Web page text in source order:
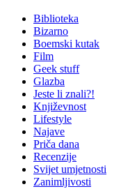
Biblioteka
Bizarno
Boemski kutak
Film
Geek stuff
Glazba
Jeste li znali?!
Književnost
Lifestyle
Najave
Priča dana
Recenzije
Svijet umjetnosti
Zanimljivosti